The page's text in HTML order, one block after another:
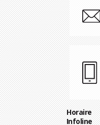
Horaire
Infoline